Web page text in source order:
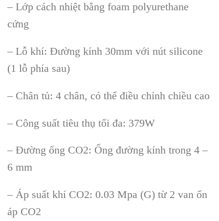
– Lớp cách nhiệt bằng foam polyurethane
cứng
– Lỗ khí: Đường kính 30mm với nút silicone
(1 lỗ phía sau)
– Chân tủ: 4 chân, có thể điều chỉnh chiều cao
– Công suất tiêu thụ tối đa: 379W
– Đường ống CO2: Ống đường kính trong 4 –
6 mm
– Áp suất khí CO2: 0.03 Mpa (G) từ 2 van ổn
áp CO2